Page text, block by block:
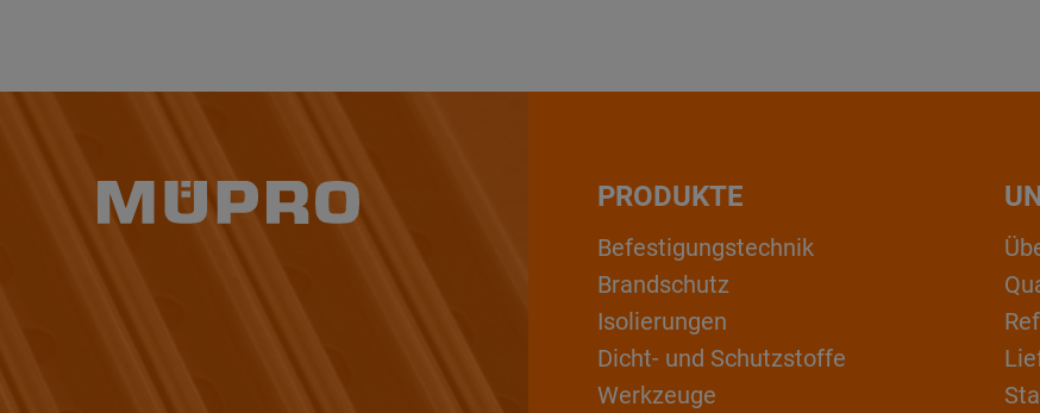
PRODUKTE
Befestigungstechnik
Brandschutz
Isolierungen
Dicht- und Schutzstoffe
Werkzeuge